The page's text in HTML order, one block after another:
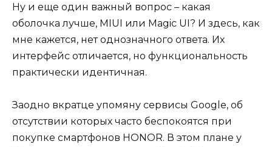
Ну и еще один важный вопрос – какая
оболочка лучше, MIUI или Magic UI? И здесь, как
мне кажется, нет однозначного ответа. Их
интерфейс отличается, но функциональность
практически идентичная.
Заодно вкратце упомяну сервисы Google, об
отсутствии которых часто беспокоятся при
покупке смартфонов HONOR. В этом плане у